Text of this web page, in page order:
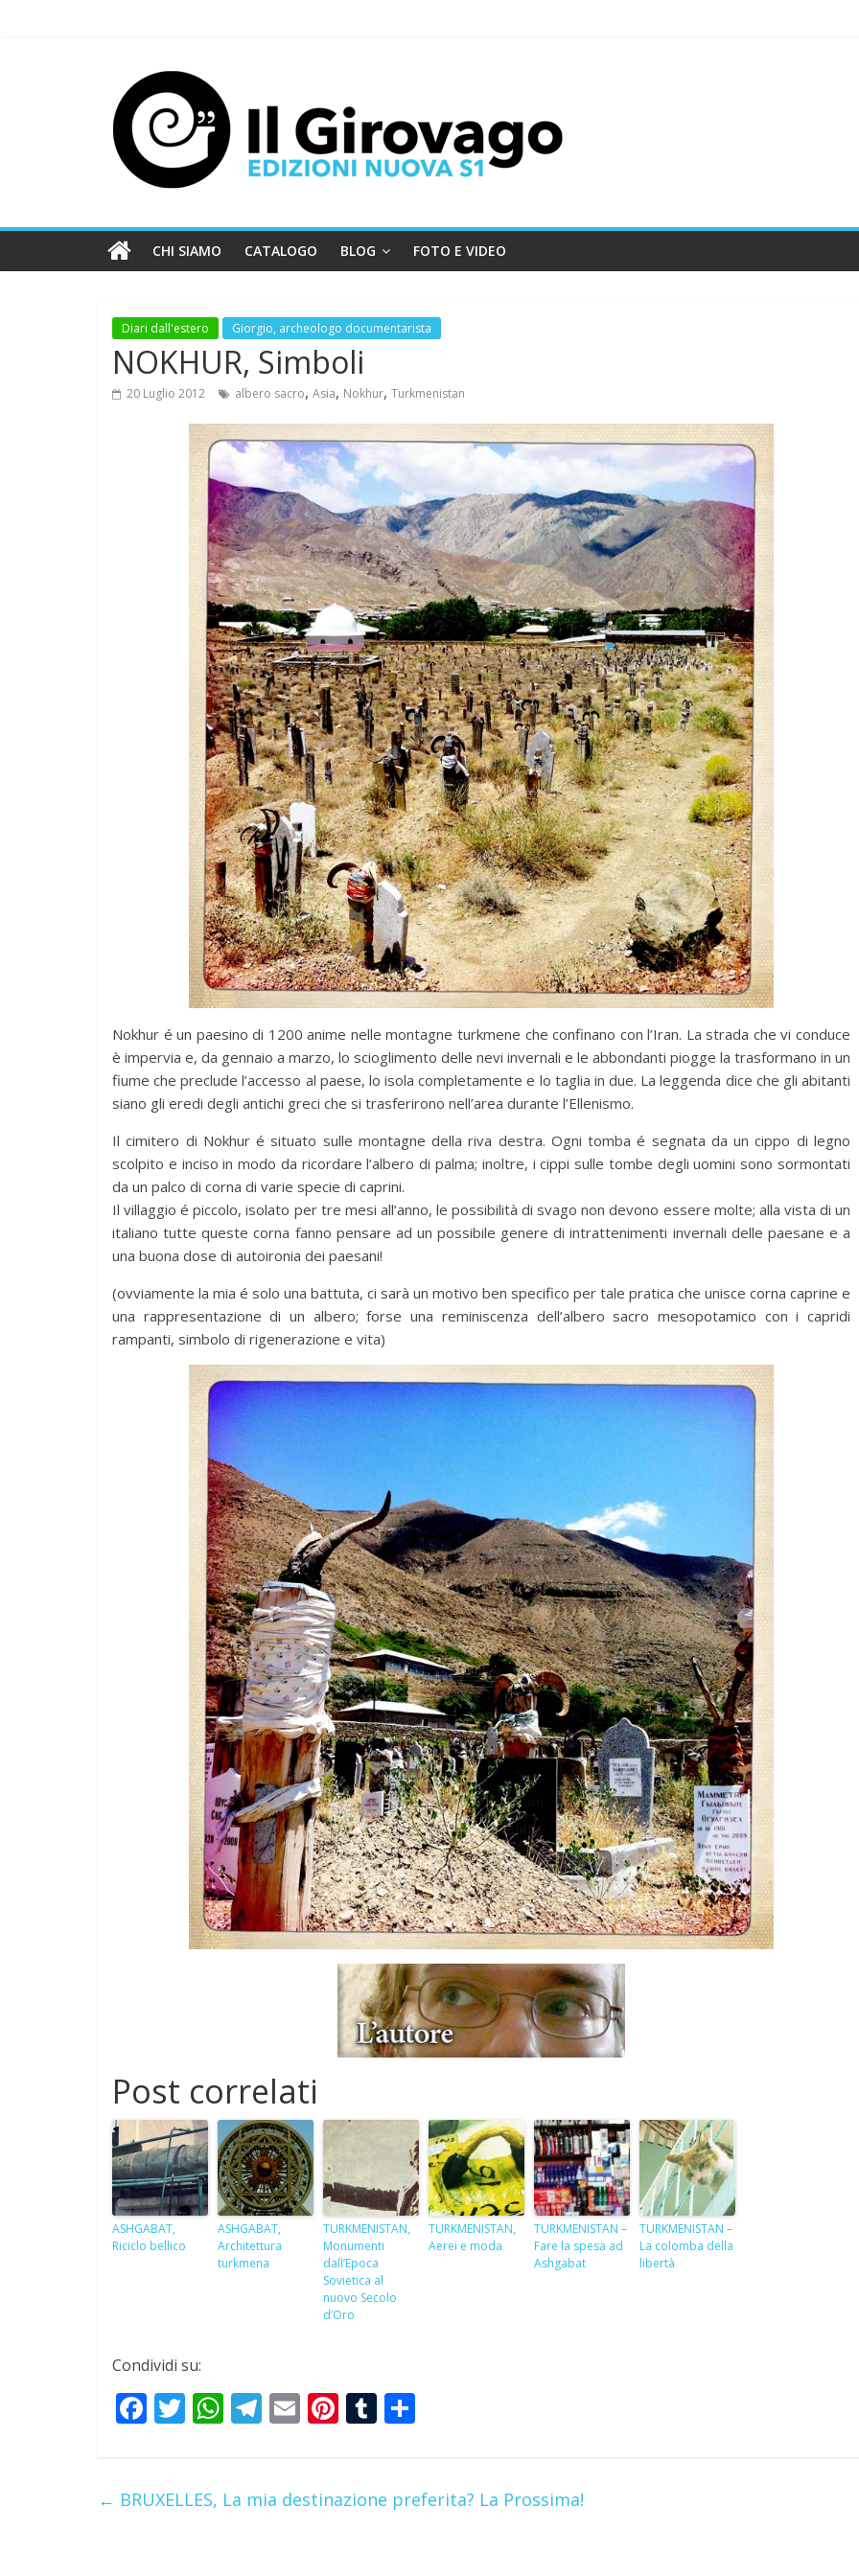
CHI SIAMO CATALOGO BLOG FOTO E VIDEO
Diari dall'estero Giorgio, archeologo documentarista
NOKHUR, Simboli
20 Luglio 2012 albero sacro, Asia, Nokhur, Turkmenistan
Nokhur é un paesino di 1200 anime nelle montagne turkmene che confinano con l’Iran. La strada che vi conduce
è impervia e, da gennaio a marzo, lo scioglimento delle nevi invernali e le abbondanti piogge la trasformano in un
fiume che preclude l’accesso al paese, lo isola completamente e lo taglia in due. La leggenda dice che gli abitanti
siano gli eredi degli antichi greci che si trasferirono nell’area durante l’Ellenismo.
Il cimitero di Nokhur é situato sulle montagne della riva destra. Ogni tomba é segnata da un cippo di legno
scolpito e inciso in modo da ricordare l’albero di palma; inoltre, i cippi sulle tombe degli uomini sono sormontati
da un palco di corna di varie specie di caprini.
Il villaggio é piccolo, isolato per tre mesi all’anno, le possibilità di svago non devono essere molte; alla vista di un
italiano tutte queste corna fanno pensare ad un possibile genere di intrattenimenti invernali delle paesane e a
una buona dose di autoironia dei paesani!
(ovviamente la mia é solo una battuta, ci sarà un motivo ben specifico per tale pratica che unisce corna caprine e
una rappresentazione di un albero; forse una reminiscenza dell’albero sacro mesopotamico con i capridi
rampanti, simbolo di rigenerazione e vita)
Post correlati
ASHGABAT,
Riciclo bellico
ASHGABAT,
Architettura
turkmena
TURKMENISTAN,
Monumenti
dall’Epoca
Sovietica al
nuovo Secolo
d’Oro
TURKMENISTAN,
Aerei e moda
TURKMENISTAN –
Fare la spesa ad
Ashgabat
TURKMENISTAN –
La colomba della
libertà
Condividi su:
F
b
T
er
W
s
T
gr
E
l
Pi
e
T
bl e
← BRUXELLES, La mia destinazione preferita? La Prossima!
news
Antonella Selva in mostra a
ExAequo)
7 Novembre 2018
news
Disognando
11 Ottobre 2019